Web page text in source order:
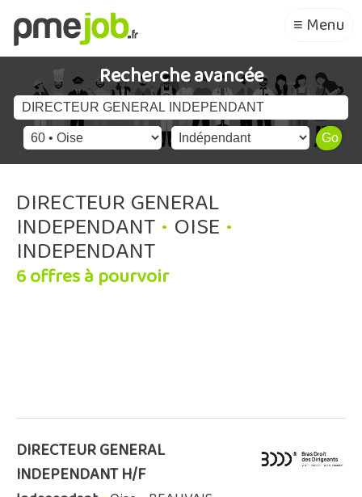
≡ Menu
Recherche avancée
DIRECTEUR GENERAL
INDEPENDANT • OISE •
INDEPENDANT
6 offres à pourvoir
DIRECTEUR GENERAL
INDEPENDANT H/F